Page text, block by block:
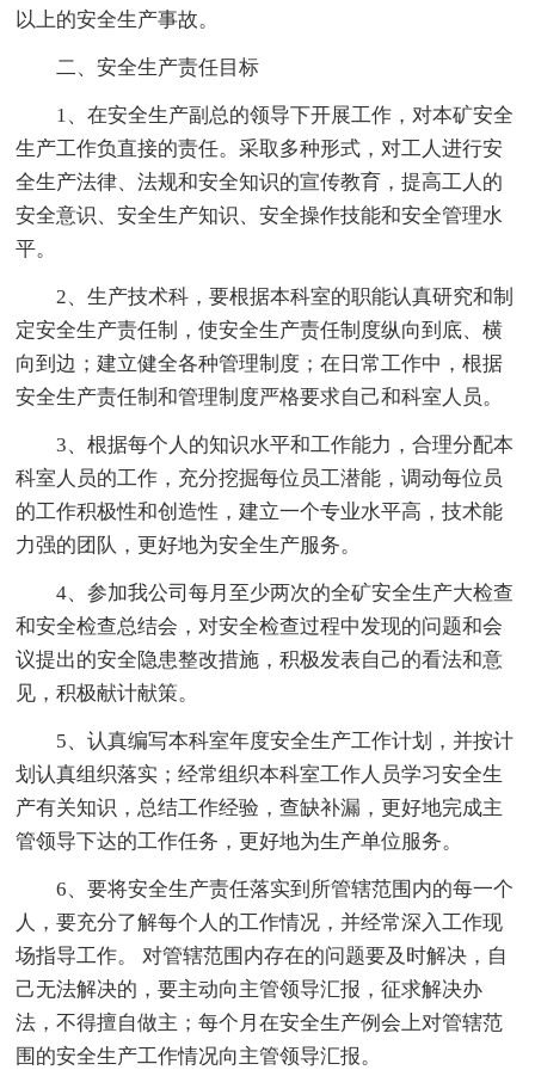
以上的安全生产事故。
二、安全生产责任目标
1、在安全生产副总的领导下开展工作，对本矿安全
生产工作负直接的责任。采取多种形式，对工人进行安
全生产法律、法规和安全知识的宣传教育，提高工人的
安全意识、安全生产知识、安全操作技能和安全管理水
平。
2、生产技术科，要根据本科室的职能认真研究和制
定安全生产责任制，使安全生产责任制度纵向到底、横
向到边；建立健全各种管理制度；在日常工作中，根据
安全生产责任制和管理制度严格要求自己和科室人员。
3、根据每个人的知识水平和工作能力，合理分配本
科室人员的工作，充分挖掘每位员工潜能，调动每位员
的工作积极性和创造性，建立一个专业水平高，技术能
力强的团队，更好地为安全生产服务。
4、参加我公司每月至少两次的全矿安全生产大检查
和安全检查总结会，对安全检查过程中发现的问题和会
议提出的安全隐患整改措施，积极发表自己的看法和意
见，积极献计献策。
5、认真编写本科室年度安全生产工作计划，并按计
划认真组织落实；经常组织本科室工作人员学习安全生
产有关知识，总结工作经验，查缺补漏，更好地完成主
管领导下达的工作任务，更好地为生产单位服务。
6、要将安全生产责任落实到所管辖范围内的每一个
人，要充分了解每个人的工作情况，并经常深入工作现
场指导工作。 对管辖范围内存在的问题要及时解决，自
己无法解决的，要主动向主管领导汇报，征求解决办
法，不得擅自做主；每个月在安全生产例会上对管辖范
围的安全生产工作情况向主管领导汇报。